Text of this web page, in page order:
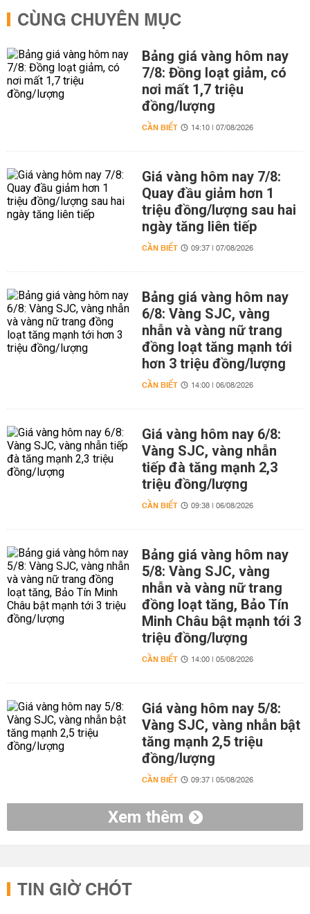
CÙNG CHUYÊN MỤC
Bảng giá vàng hôm nay
7/8: Đồng loạt giảm, có
nơi mất 1,7 triệu
đồng/lượng
CẦN BIẾT 14:10 | 07/08/2026
Giá vàng hôm nay 7/8:
Quay đầu giảm hơn 1
triệu đồng/lượng sau hai
ngày tăng liên tiếp
CẦN BIẾT 09:37 | 07/08/2026
Bảng giá vàng hôm nay
6/8: Vàng SJC, vàng
nhẫn và vàng nữ trang
đồng loạt tăng mạnh tới
hơn 3 triệu đồng/lượng
CẦN BIẾT 14:00 | 06/08/2026
Giá vàng hôm nay 6/8:
Vàng SJC, vàng nhẫn
tiếp đà tăng mạnh 2,3
triệu đồng/lượng
CẦN BIẾT 09:38 | 06/08/2026
Bảng giá vàng hôm nay
5/8: Vàng SJC, vàng
nhẫn và vàng nữ trang
đồng loạt tăng, Bảo Tín
Minh Châu bật mạnh tới 3
triệu đồng/lượng
CẦN BIẾT 14:00 | 05/08/2026
Giá vàng hôm nay 5/8:
Vàng SJC, vàng nhẫn bật
tăng mạnh 2,5 triệu
đồng/lượng
CẦN BIẾT 09:37 | 05/08/2026
Xem thêm
TIN GIỜ CHÓT